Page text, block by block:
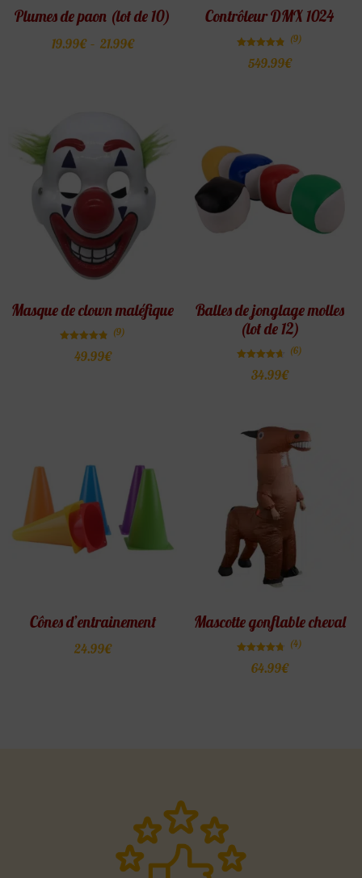
Plumes de paon (lot de 10)
19.99€ – 21.99€
Contrôleur DMX 1024
4.78
(9)
549.99€
Masque de clown maléfique
4.78
(9)
49.99€
Balles de jonglage molles
(lot de 12)
4.67
(6)
34.99€
Cônes d’entrainement
24.99€
Mascotte gonflable cheval
4.75
(4)
64.99€